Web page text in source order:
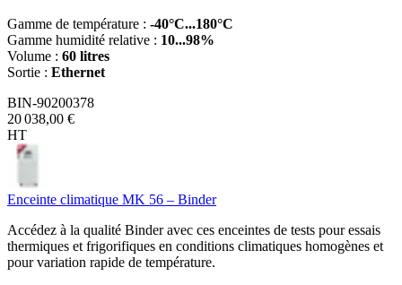
Gamme de température : -40°C...180°C
Gamme humidité relative : 10...98%
Volume : 60 litres
Sortie : Ethernet
BIN-90200378
20 038,00 €
HT
Enceinte climatique MK 56 – Binder
Accédez à la qualité Binder avec ces enceintes de tests pour essais
thermiques et frigorifiques en conditions climatiques homogènes et
pour variation rapide de température.